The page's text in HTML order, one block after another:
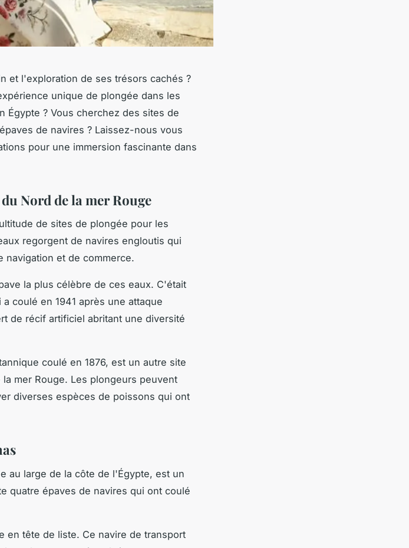
et l'exploration de ses trésors cachés ?
unique de plongée dans les
Égypte ? Vous cherchez des sites de
de navires ? Laissez-nous vous
pour une immersion fascinante dans
Nord de la mer Rouge
de sites de plongée pour les
regorgent de navires engloutis qui
navigation et de commerce.
la plus célèbre de ces eaux. C'était
coulé en 1941 après une attaque
de récif artificiel abritant une diversité
coulé en 1876, est un autre site
mer Rouge. Les plongeurs peuvent
diverses espèces de poissons qui ont
au large de la côte de l'Égypte, est un
quatre épaves de navires qui ont coulé
en tête de liste. Ce navire de transport